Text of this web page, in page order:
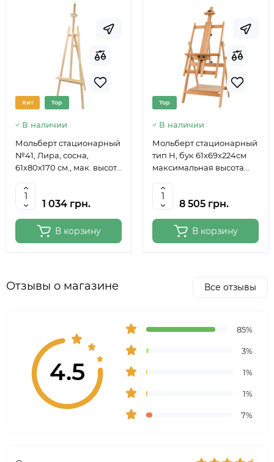
Хит Top
В наличии
Мольберт стационарный
№41, Лира, сосна,
61х80х170 см., мак. высота
Studio
1 034 грн.
В корзину
Top
В наличии
Мольберт стационарный
тип Н, бук 61x69x224см
максимальная высота
6059
8 505 грн.
В корзину
Отзывы о магазине Все отзывы
4.5
85%
3%
1%
1%
7%